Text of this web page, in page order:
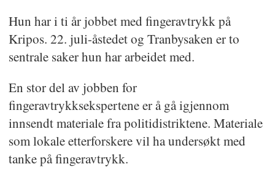
Hun har i ti år jobbet med fingeravtrykk på
Kripos. 22. juli-åstedet og Tranbysaken er to
sentrale saker hun har arbeidet med.
En stor del av jobben for
fingeravtrykksekspertene er å gå igjennom
innsendt materiale fra politidistriktene. Materiale
som lokale etterforskere vil ha undersøkt med
tanke på fingeravtrykk.